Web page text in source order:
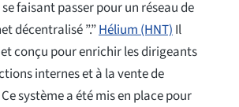
faisant passer pour un réseau de
décentralisé ”.”Hélium (HNT)Il
conçu pour enrichir les dirigeants
internes et à la vente de
système a été mis en place pour